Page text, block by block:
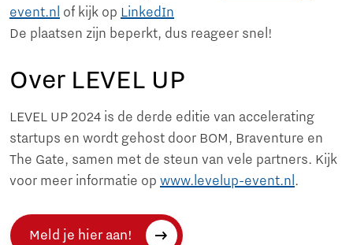
event.nl of kijk op LinkedIn
De plaatsen zijn beperkt, dus reageer snel!
Over LEVEL UP
LEVEL UP 2024 is de derde editie van accelerating
startups en wordt gehost door BOM, Braventure en
The Gate, samen met de steun van vele partners. Kijk
voor meer informatie op www.levelup-event.nl .
Meld je hier aan!